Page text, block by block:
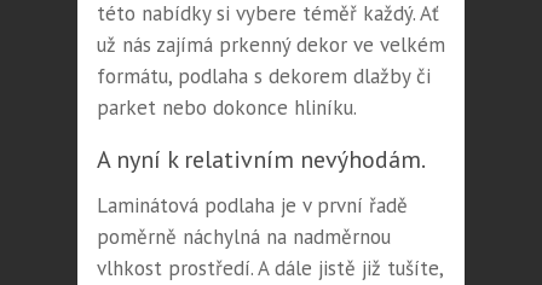
této nabídky si vybere téměř každý. Ať
už nás zajímá prkenný dekor ve velkém
formátu, podlaha s dekorem dlažby či
parket nebo dokonce hliníku.
A nyní k relativním nevýhodám.
Laminátová podlaha je v první řadě
poměrně náchylná na nadměrnou
vlhkost prostředí. A dále jistě již tušíte,